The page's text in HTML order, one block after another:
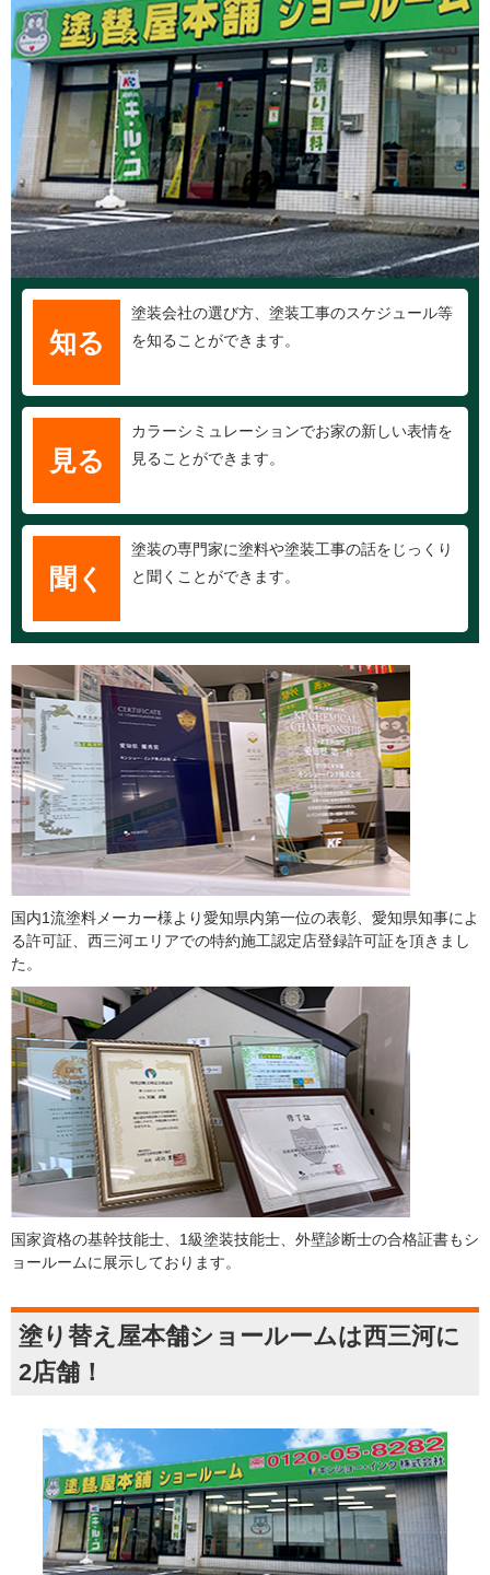
知る
塗装会社の選び方、塗装工事のスケジュール等
を知ることができます。
見る
カラーシミュレーションでお家の新しい表情を
見ることができます。
聞く
塗装の専門家に塗料や塗装工事の話をじっくり
と聞くことができます。
国内1流塗料メーカー様より愛知県内第一位の表彰、愛知県知事によ
る許可証、西三河エリアでの特約施工認定店登録許可証を頂きまし
た。
国家資格の基幹技能士、1級塗装技能士、外壁診断士の合格証書もシ
ョールームに展示しております。
塗り替え屋本舗ショールームは西三河に
2店舗！